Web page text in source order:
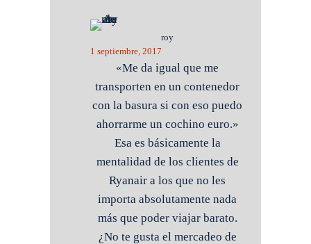
roy
1 septiembre, 2017
«Me da igual que me
transporten en un contenedor
con la basura si con eso puedo
ahorrarme un cochino euro.»
Esa es básicamente la
mentalidad de los clientes de
Ryanair a los que no les
importa absolutamente nada
más que poder viajar barato.
¿No te gusta el mercadeo de